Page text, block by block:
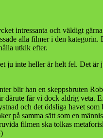
intressanta och väldigt
alla filmer i den
utkik efter.
ju inte heller är helt fel. Det är
blir han en skeppsbruten
därute får vi dock aldrig veta.
och det ödsliga havet
på samma sätt som en
filmen ska tolkas